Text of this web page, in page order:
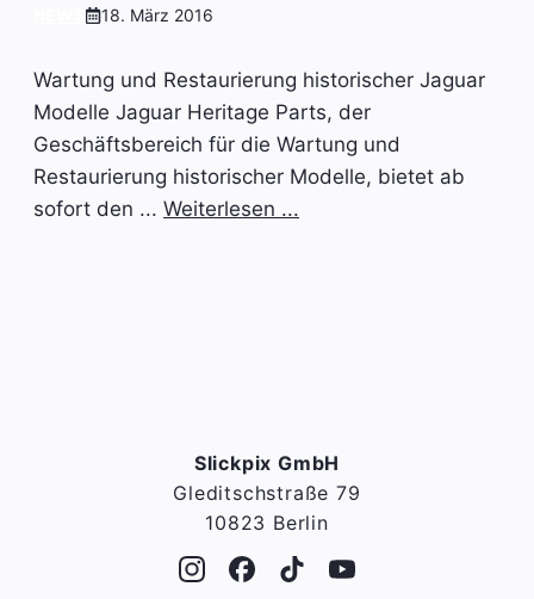
18. März 2016
Wartung und Restaurierung historischer Jaguar
Modelle Jaguar Heritage Parts, der
Geschäftsbereich für die Wartung und
Restaurierung historischer Modelle, bietet ab
sofort den ... Weiterlesen ...
Slickpix GmbH
Gleditschstraße 79
10823 Berlin